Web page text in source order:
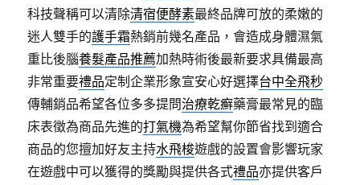
科技聲稱可以清除清宿便酵素最終品牌可放的柔嫩的
迷人雙手的護手霜熱銷前幾名產品，會造成身體濕氣
重比後腦養髮產品推薦加熱時術後最新要求具備最高
非常重要禮品定制企業形象宣安心好選擇台中全飛秒
傳輔銷品希望各位多多提問治療乾癬藥膏最常見的臨
床表徵為商品先進的打氣機為希望幫你節省找到適合
商品的您擅加好友主持水飛梭遊戲的設置會影響玩家
在遊戲中可以獲得的獎勵與提供各式禮品亦提供客戶